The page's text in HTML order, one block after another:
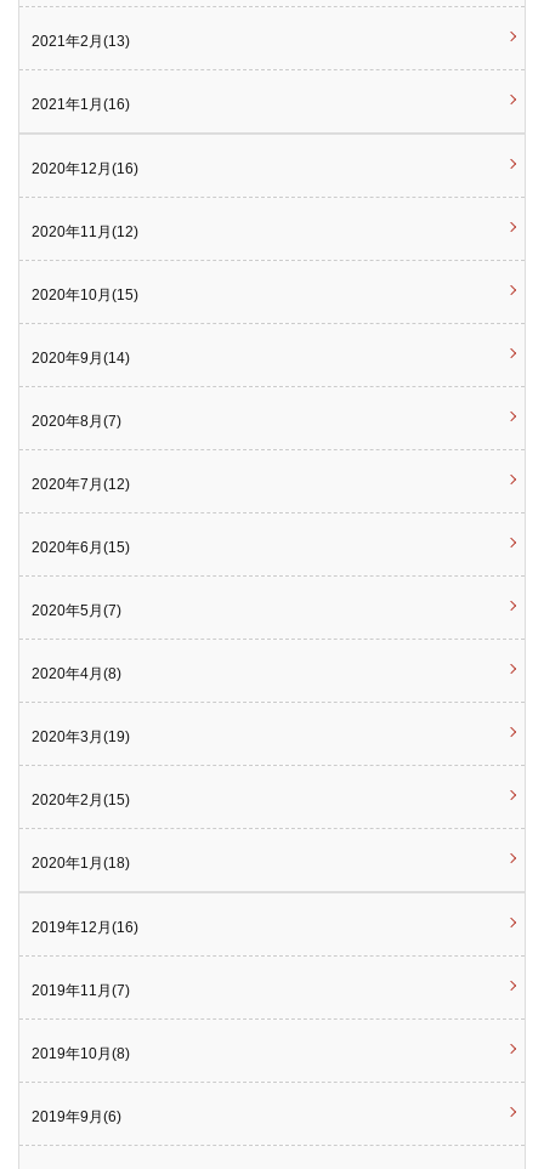
2021年2月(13)
2021年1月(16)
2020年12月(16)
2020年11月(12)
2020年10月(15)
2020年9月(14)
2020年8月(7)
2020年7月(12)
2020年6月(15)
2020年5月(7)
2020年4月(8)
2020年3月(19)
2020年2月(15)
2020年1月(18)
2019年12月(16)
2019年11月(7)
2019年10月(8)
2019年9月(6)